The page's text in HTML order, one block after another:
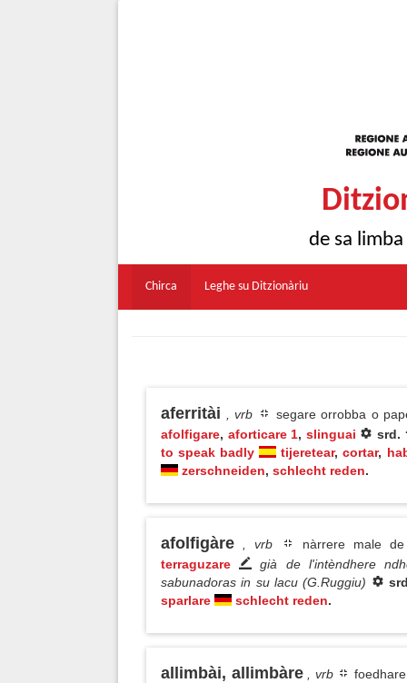
de sa
Chirca Leghe su Ditzionàriu
aferritài , vrb
segare orrobba o
afolfigare, aforticare 1, slinguai
srd.
to speak badly
tijeretear, cortar,
zerschneiden, schlecht reden.
afolfigàre , vrb
nàrrere male
terraguzare
già de l'intèndhere
sabunadoras in su lacu (G.Ruggiu)
sparlare
schlecht reden.
allimbài, allimbàre , vrb